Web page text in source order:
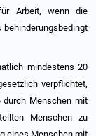
Arbeit, wenn die
behinderungsbedingt
mindestens 20
verpflichtet,
durch Menschen mit
Menschen zu